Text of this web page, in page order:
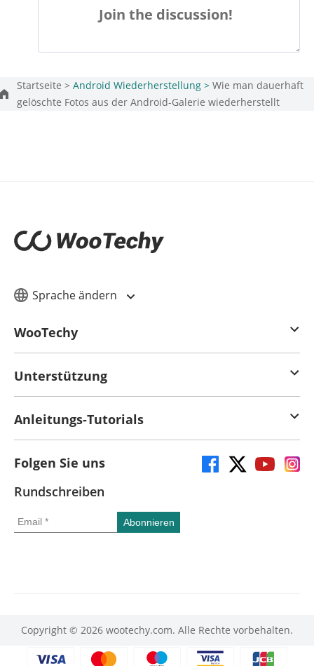
Join the discussion!
Startseite > Android Wiederherstellung > Wie man dauerhaft
gelöschte Fotos aus der Android-Galerie wiederherstellt
Sprache ändern
WooTechy
Unterstützung
Anleitungs-Tutorials
Folgen Sie uns
Rundschreiben
Copyright © 2026 wootechy.com. Alle Rechte vorbehalten.